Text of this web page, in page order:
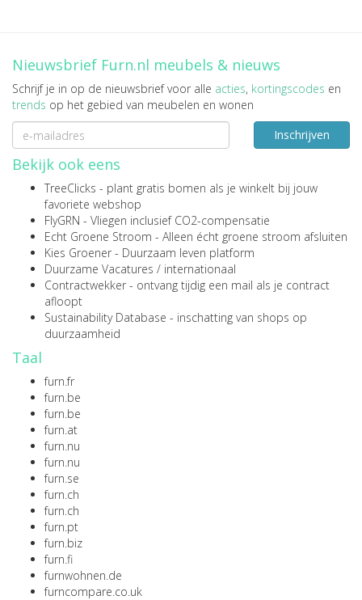
Nieuwsbrief Furn.nl meubels & nieuws
Schrijf je in op de nieuwsbrief voor alle acties, kortingscodes en
trends op het gebied van meubelen en wonen
Inschrijven
Bekijk ook eens
TreeClicks - plant gratis bomen als je winkelt bij jouw
favoriete webshop
FlyGRN - Vliegen inclusief CO2-compensatie
Echt Groene Stroom - Alleen écht groene stroom afsluiten
Kies Groener - Duurzaam leven platform
Duurzame Vacatures / internationaal
Contractwekker - ontvang tijdig een mail als je contract
afloopt
Sustainability Database - inschatting van shops op
duurzaamheid
Taal
furn.fr
furn.be
furn.be
furn.at
furn.nu
furn.nu
furn.se
furn.ch
furn.ch
furn.pt
furn.biz
furn.fi
furnwohnen.de
furncompare.co.uk